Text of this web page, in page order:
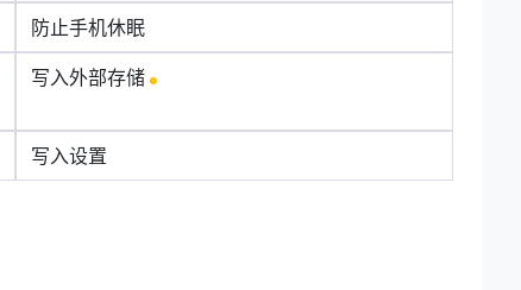
防止手机休眠
写入外部存储
写入设置